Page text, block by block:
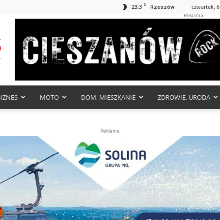
23.3 C Rzeszów czwartek,
Reklama
MOTO DOM, MIESZKANIE ZDROWIE, URODA
Reklama